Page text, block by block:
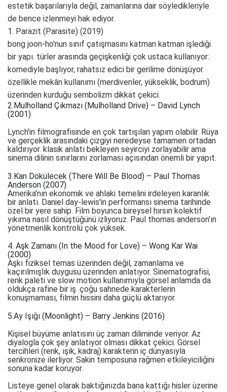
estetik başarılarıyla değil, zamanlarına dair söyledikleriyle
de bence izlenmeyi hak ediyor.
1. Parazit (Parasite) (2019)
bong joon-ho'nun sınıf çatışmasını katman katman işlediği
bir yapı. türler arasında geçişkenliği çok ustaca kullanıyor:
komediyle başlıyor, rahatsız edici bir gerilime dönüşüyor.
özellikle mekân kullanımı (merdivenler, yükseklik, bodrum)
üzerinden kurduğu sembolizm dikkat çekici.
2.Mulholland Çıkmazı (Mulholland Drive) – David Lynch
(2001)
Lynch'in filmografisinde en çok tartışılan yapım olabilir. Rüya
ve gerçeklik arasındaki çizgiyi neredeyse tamamen ortadan
kaldırıyor. klasik anlatı bekleyen seyirciyi zorlayabilir ama
sinema dilinin sınırlarını zorlaması açısından önemli bir yapıt.
3.Kan Dökülecek (There Will Be Blood) – Paul Thomas
Anderson (2007)
Amerika'nın ekonomik ve ahlaki temelini irdeleyen karanlık
bir anlatı. Daniel day-lewis'in performansı sinema tarihinde
özel bir yere sahip. Film boyunca bireysel hırsın kolektif
yıkıma nasıl dönüştüğünü izliyoruz. Paul thomas anderson'ın
yönetmenlik kontrolü çok yüksek.
4. Aşk Zamanı (In the Mood for Love) – Wong Kar Wai
(2000)
Aşkı fiziksel temas üzerinden değil, zamanlama ve
kaçırılmışlık duygusu üzerinden anlatıyor. Sinematografisi,
renk paleti ve slow motion kullanımıyla görsel anlamda da
oldukça rafine bir iş. çoğu sahnede karakterlerin
konuşmaması, filmin hissini daha güçlü aktarıyor.
5.Ay Işığı (Moonlight) – Barry Jenkins (2016)
Kişisel büyüme anlatısını üç zaman diliminde veriyor. Az
diyalogla çok şey anlatıyor olması dikkat çekici. Görsel
tercihleri (renk, ışık, kadraj) karakterin iç dünyasıyla
senkronize ilerliyor. Sakin temposuna rağmen etkileyiciliğini
sonuna kadar koruyor.
Listeye genel olarak baktığınızda bana kattığı hisler üzerine